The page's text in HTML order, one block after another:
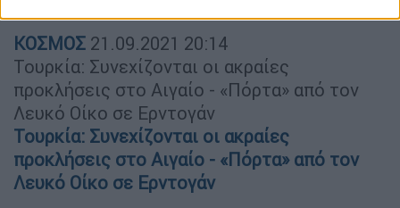
ΚΟΣΜΟΣ 21.09.2021 20:14
Τουρκία: Συνεχίζονται οι ακραίες
προκλήσεις στο Αιγαίο - «Πόρτα» από τον
Λευκό Οίκο σε Ερντογάν
Τουρκία: Συνεχίζονται οι ακραίες
προκλήσεις στο Αιγαίο - «Πόρτα» από τον
Λευκό Οίκο σε Ερντογάν